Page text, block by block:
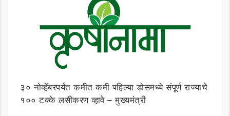
३० नोव्हेंबरपर्यंत कमीत कमी पहिल्या डोसमध्ये संपूर्ण राज्याचे
१०० टक्के लसीकरण व्हावे – मुख्यमंत्री